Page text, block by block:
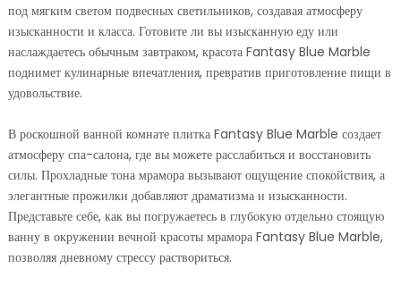
под мягким светом подвесных светильников, создавая атмосферу
изысканности и класса. Готовите ли вы изысканную еду или
наслаждаетесь обычным завтраком, красота Fantasy Blue Marble
поднимет кулинарные впечатления, превратив приготовление пищи в
удовольствие.
В роскошной ванной комнате плитка Fantasy Blue Marble создает
атмосферу спа-салона, где вы можете расслабиться и восстановить
силы. Прохладные тона мрамора вызывают ощущение спокойствия, а
элегантные прожилки добавляют драматизма и изысканности.
Представьте себе, как вы погружаетесь в глубокую отдельно стоящую
ванну в окружении вечной красоты мрамора Fantasy Blue Marble,
позволяя дневному стрессу раствориться.